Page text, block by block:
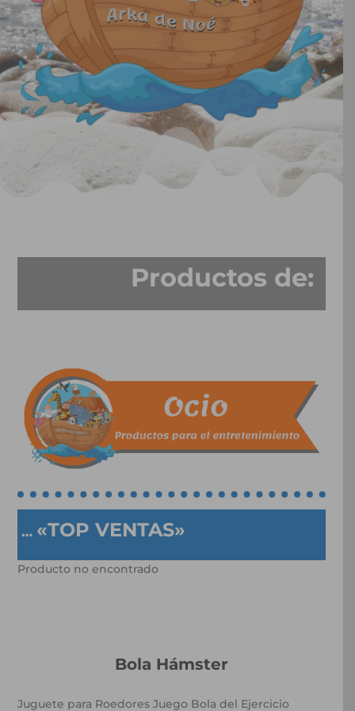
Productos de:
… «TOP VENTAS»
Producto no encontrado
Bola Hámster
Juguete para Roedores Juego Bola del Ejercicio